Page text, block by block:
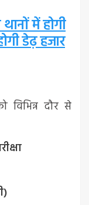
में होगी
डेढ़ हजार
विभिन्न दौर से